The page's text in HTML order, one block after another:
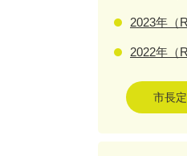
2023年（
2022年（
市長